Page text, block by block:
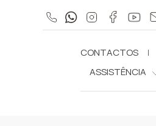
CONTACTOS
ASSISTÊNCIA